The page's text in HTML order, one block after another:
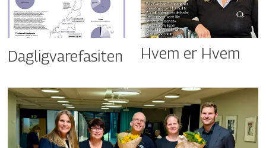
Dagligvarefasiten Hvem er Hvem